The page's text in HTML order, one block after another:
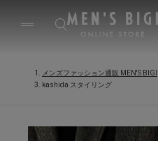
メンズファッション通販 MEN'S BIGI
kashida スタイリング